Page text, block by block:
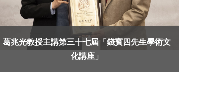
葛兆光教授主講第三十七屆「錢賓四先生學術文
化講座」